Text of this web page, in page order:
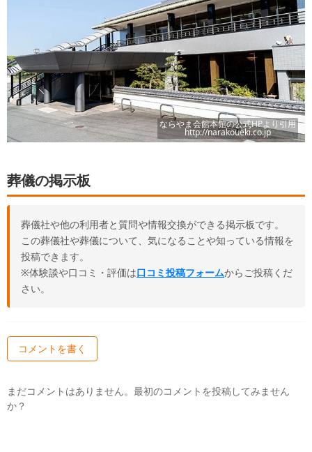
ならやま会館本館の公式HPより引用
http://narakoueki.co.jp
葬儀の掲示板
葬儀社や他の利用者と質問や情報交換ができる掲示板です。
この葬儀社や葬儀について、気になることや知っている情報を
投稿できます。
※体験談や口コミ・評価は口コミ投稿フォームからご投稿くだ
さい。
コメントを書く
まだコメントはありません。最初のコメントを投稿してみません
か？